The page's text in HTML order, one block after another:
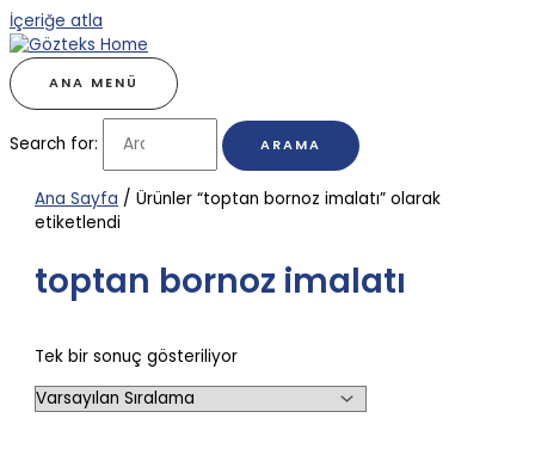
İçeriğe atla
ANA MENÜ
Search for:
Ana Sayfa / Ürünler “toptan bornoz imalatı” olarak
etiketlendi
toptan bornoz imalatı
Tek bir sonuç gösteriliyor